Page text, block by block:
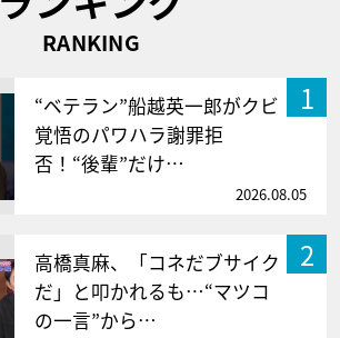
RANKING
1
“ベテラン”船越英一郎がクビ
覚悟のパワハラ謝罪拒
否！“後輩”だけ…
2026.08.05
2
高橋真麻、「コネだブサイク
だ」と叩かれるも…“マツコ
の一言”から…